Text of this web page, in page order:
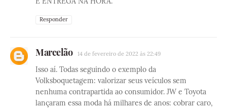
Responder
Marcelão 14 de fevereiro de 2022 às 22:49
Isso aí. Todas seguindo o exemplo da
Volksboquetagem: valorizar seus veículos sem
nenhuma contrapartida ao consumidor. JW e Toyota
lançaram essa moda há milhares de anos: cobrar caro,